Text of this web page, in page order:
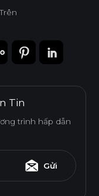
Tin
trình hấp dẫn
Gửi